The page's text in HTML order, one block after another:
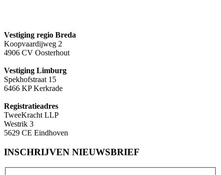
Vestiging regio Breda
Koopvaardijweg 2
4906 CV Oosterhout
Vestiging Limburg
Spekhofstraat 15
6466 KP Kerkrade
Registratieadres
TweeKracht LLP
Westrik 3
5629 CE Eindhoven
INSCHRIJVEN NIEUWSBRIEF